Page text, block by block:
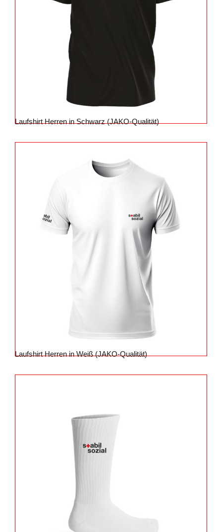
Laufshirt Herren in Schwarz (JAKO-Qualität)
Laufshirt Herren in Weiß (JAKO-Qualität)